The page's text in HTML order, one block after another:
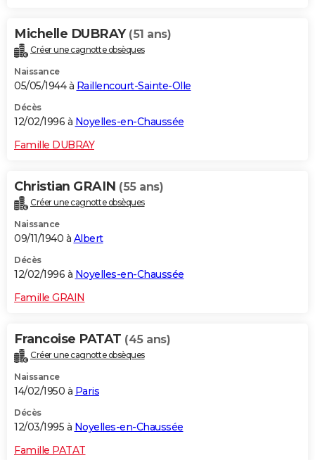
Michelle DUBRAY (51 ans)
Créer une cagnotte obsèques
Naissance
05/05/1944 à Raillencourt-Sainte-Olle
Décès
12/02/1996 à Noyelles-en-Chaussée
Famille DUBRAY
Christian GRAIN (55 ans)
Créer une cagnotte obsèques
Naissance
09/11/1940 à Albert
Décès
12/02/1996 à Noyelles-en-Chaussée
Famille GRAIN
Francoise PATAT (45 ans)
Créer une cagnotte obsèques
Naissance
14/02/1950 à Paris
Décès
12/03/1995 à Noyelles-en-Chaussée
Famille PATAT